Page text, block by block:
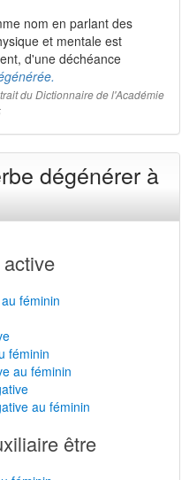
nom en parlant des
et mentale est
d'une déchéance
du Dictionnaire de l'Académie
dégénérer à
féminin
féminin
au féminin
au féminin
être